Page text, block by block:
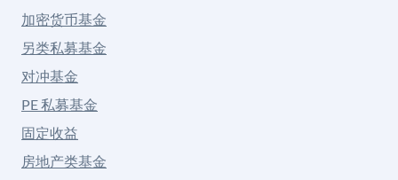
加密货币基金
另类私募基金
对冲基金
PE 私募基金
固定收益
房地产类基金